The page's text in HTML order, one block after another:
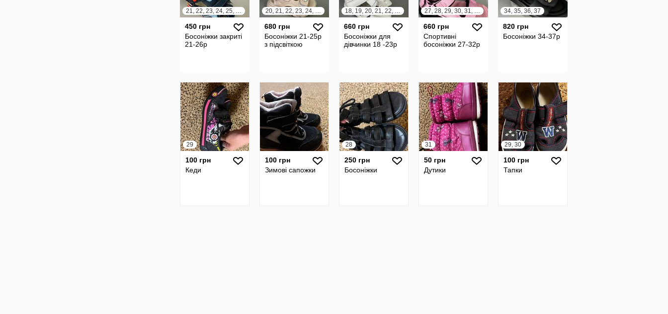
21, 22, 23, 24, 25, 26
450 грн
Босоніжки закриті
21-26р
20, 21, 22, 23, 24, 25
680 грн
Босоніжки 21-25р
з підсвіткою
18, 19, 20, 21, 22, 23
660 грн
Босоніжки для
дівчинки 18 -23р
27, 28, 29, 30, 31, 32
660 грн
Спортивні
босоніжки 27-32р
34, 35, 36, 37
820 грн
Босоніжки 34-37р
29
100 грн
Кеди
100 грн
Зимові сапожки
28
250 грн
Босоніжки
31
50 грн
Дутики
29, 30
100 грн
Тапки